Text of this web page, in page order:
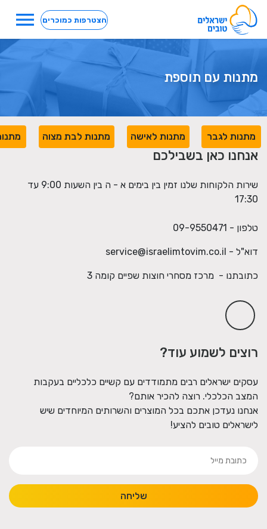
הצטרפות כמוכרים menu
מתנות עם תוספת
מתנות לגבר מתנות לאישה מתנות לבת מצוה
אנחנו כאן בשבילכם
שירות הלקוחות שלנו זמין בין בימים א - ה בין השעות 9:00 עד
17:30
טלפון - 09-9550471
דוא"ל - service@israelimtovim.co.il
כתובתנו - מרכז מסחרי חוצות שפיים קומה 3
רוצים לשמוע עוד?
עסקים ישראלים רבים מתמודדים עם קשיים כלכליים בעקבות
המצב הכלכלי. רוצה להכיר אותם?
אנחנו נעדכן אתכם בכל המוצרים והשרותים המיוחדים שיש
לישראלים טובים להציע!
שליחה